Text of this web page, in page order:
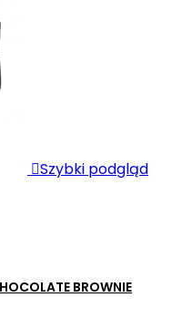
Szybki podgląd
BROWNIE